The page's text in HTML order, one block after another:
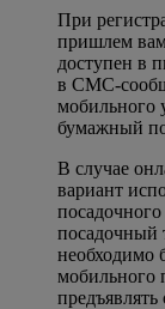
При
пришлем
доступен в
в СМС-
мобильного
бумажный
В случае
вариант
посадочный
необходимо
мобильного
предъявлять